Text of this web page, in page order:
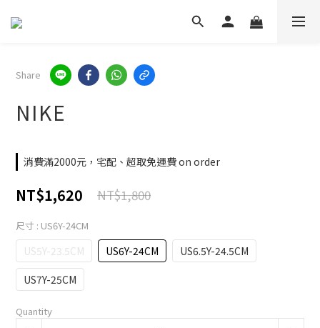
Share
NIKE
消費滿2000元，宅配、超取免運費 on order
NT$1,620 NT$1,800
尺寸 : US6Y-24CM
US5Y-23.5CM US6Y-24CM
US6.5Y-24.5CM
US7Y-25CM
Quantity